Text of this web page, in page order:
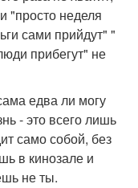
"просто неделя
сами прийдут" "
прибегут" не
едва ли могу
- это всего лишь
само собой, без
в кинозале и
не ты.